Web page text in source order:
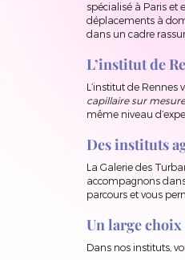
spécialisé à Paris et
déplacements à
dans un cadre
L’institut de
L’institut de
capillaire sur mesure
même niveau
Des instituts
La Galerie des
accompagnons
parcours et vous
Un large
Dans nos instituts,